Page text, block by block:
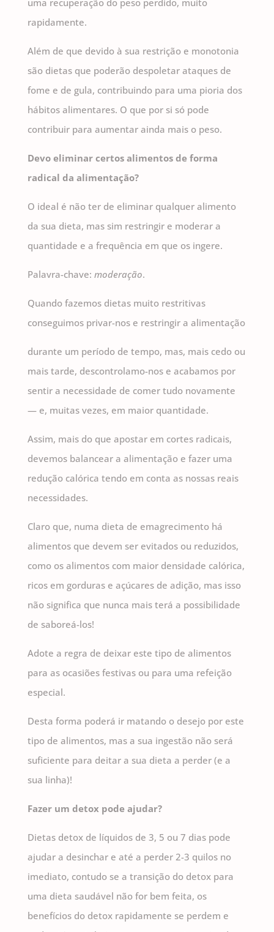
uma recuperação do peso perdido, muito
rapidamente.
Além de que devido à sua restrição e monotonia
são dietas que poderão despoletar ataques de
fome e de gula, contribuindo para uma pioria dos
hábitos alimentares. O que por si só pode
contribuir para aumentar ainda mais o peso.
Devo eliminar certos alimentos de forma
radical da alimentação?
O ideal é não ter de eliminar qualquer alimento
da sua dieta, mas sim restringir e moderar a
quantidade e a frequência em que os ingere.
Palavra-chave: moderação.
Quando fazemos dietas muito restritivas
conseguimos privar-nos e restringir a alimentação
durante um período de tempo, mas, mais cedo ou
mais tarde, descontrolamo-nos e acabamos por
sentir a necessidade de comer tudo novamente
— e, muitas vezes, em maior quantidade.
Assim, mais do que apostar em cortes radicais,
devemos balancear a alimentação e fazer uma
redução calórica tendo em conta as nossas reais
necessidades.
Claro que, numa dieta de emagrecimento há
alimentos que devem ser evitados ou reduzidos,
como os alimentos com maior densidade calórica,
ricos em gorduras e açúcares de adição, mas isso
não significa que nunca mais terá a possibilidade
de saboreá-los!
Adote a regra de deixar este tipo de alimentos
para as ocasiões festivas ou para uma refeição
especial.
Desta forma poderá ir matando o desejo por este
tipo de alimentos, mas a sua ingestão não será
suficiente para deitar a sua dieta a perder (e a
sua linha)!
Fazer um detox pode ajudar?
Dietas detox de líquidos de 3, 5 ou 7 dias pode
ajudar a desinchar e até a perder 2-3 quilos no
imediato, contudo se a transição do detox para
uma dieta saudável não for bem feita, os
benefícios do detox rapidamente se perdem e